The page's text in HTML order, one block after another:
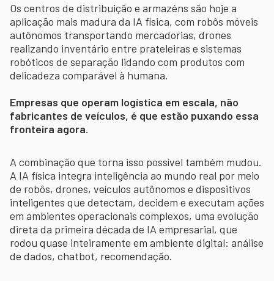
Os centros de distribuição e armazéns são hoje a
aplicação mais madura da IA física, com robôs móveis
autônomos transportando mercadorias, drones
realizando inventário entre prateleiras e sistemas
robóticos de separação lidando com produtos com
delicadeza comparável à humana.
Empresas que operam logística em escala, não
fabricantes de veículos, é que estão puxando essa
fronteira agora.
A combinação que torna isso possível também mudou.
A IA física integra inteligência ao mundo real por meio
de robôs, drones, veículos autônomos e dispositivos
inteligentes que detectam, decidem e executam ações
em ambientes operacionais complexos, uma evolução
direta da primeira década de IA empresarial, que
rodou quase inteiramente em ambiente digital: análise
de dados, chatbot, recomendação.